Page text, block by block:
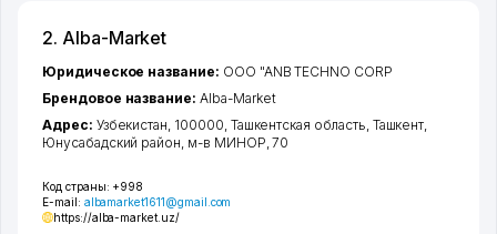
2. Alba-Market
Код страны: +998
E-mail: albamarket1611@gmail.com
https://alba-market.uz/
Юридическое название: OOO "ANB TECHNO CORP
Брендовое название: Alba-Market
Адрес: Узбекистан, 100000, Ташкентская область, Ташкент,
Юнусабадский район, м-в МИНОР, 70